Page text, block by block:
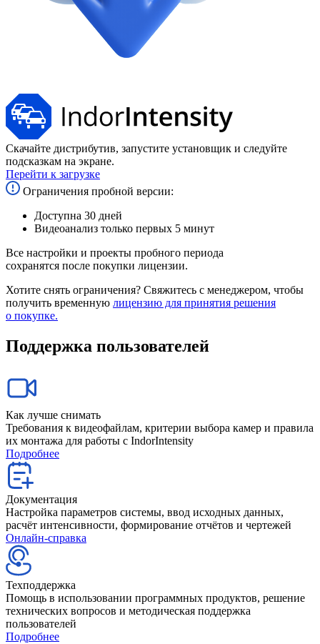
Скачайте дистрибутив, запустите установщик и следуйте
подсказкам на экране.
Перейти к загрузке
Ограничения пробной версии:
Доступна 30 дней
Видеоанализ только первых 5 минут
Все настройки и проекты пробного периода
сохранятся после покупки лицензии.
Хотите снять ограничения? Свяжитесь с менеджером, чтобы
получить временную лицензию для принятия решения
о покупке.
Поддержка пользователей
Как лучше снимать
Требования к видеофайлам, критерии выбора камер и правила
их монтажа для работы с IndorIntensity
Подробнее
Документация
Настройка параметров системы, ввод исходных данных,
расчёт интенсивности, формирование отчётов и чертежей
Онлайн-справка
Техподдержка
Помощь в использовании программных продуктов, решение
технических вопросов и методическая поддержка
пользователей
Подробнее